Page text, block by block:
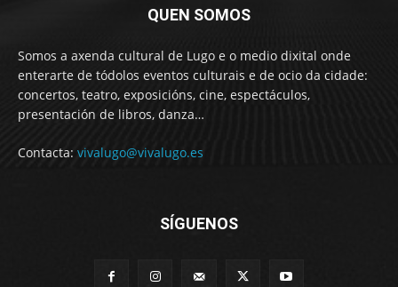
QUEN SOMOS
Somos a axenda cultural de Lugo e o medio dixital onde
enterarte de tódolos eventos culturais e de ocio da cidade:
concertos, teatro, exposicións, cine, espectáculos,
presentación de libros, danza…
Contacta: vivalugo@vivalugo.es
SÍGUENOS